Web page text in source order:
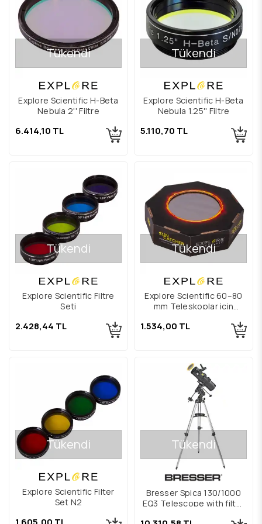
Tükendi
Explore Scientific H-Beta
Nebula 2'' Filtre
6.414,10 TL
Tükendi
Explore Scientific H-Beta
Nebula 1.25'' Filtre
5.110,70 TL
Tükendi
Explore Scientific Filtre
Seti
2.428,44 TL
Tükendi
Explore Scientific 60–80
mm Teleskoplar için
1.534,00 TL
Tükendi
Explore Scientific Filter
Set N2
Tükendi
Bresser Spica 130/1000
EQ3 Telescope with filter